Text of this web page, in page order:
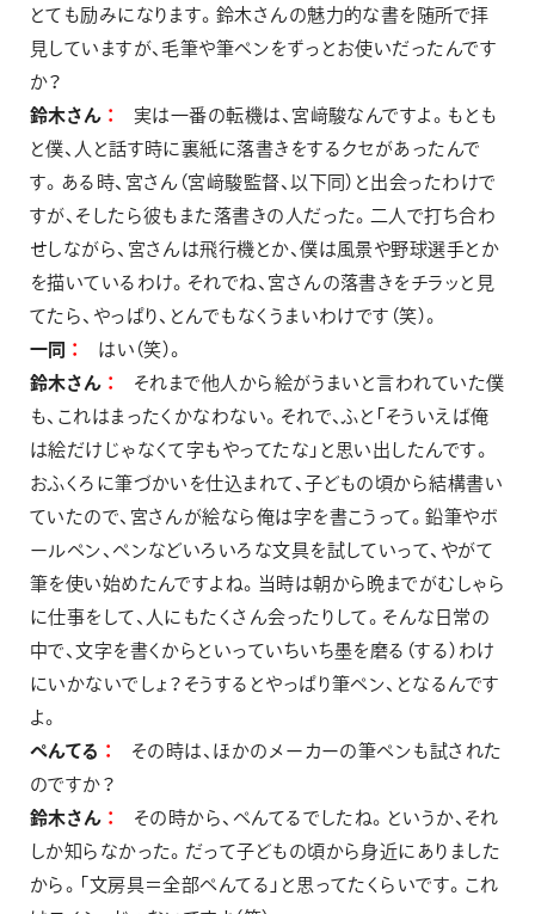
とても励みになります。鈴木さんの魅力的な書を随所で拝
見していますが、毛筆や筆ペンをずっとお使いだったんです
か？
鈴木さん
実は一番の転機は、宮﨑駿なんですよ。もとも
と僕、人と話す時に裏紙に落書きをするクセがあったんで
す。ある時、宮さん（宮﨑駿監督、以下同）と出会ったわけで
すが、そしたら彼もまた落書きの人だった。二人で打ち合わ
せしながら、宮さんは飛行機とか、僕は風景や野球選手とか
を描いているわけ。それでね、宮さんの落書きをチラッと見
てたら、やっぱり、とんでもなくうまいわけです（笑）。
一同
はい（笑）。
鈴木さん
それまで他人から絵がうまいと言われていた僕
も、これはまったくかなわない。それで、ふと「そういえば俺
は絵だけじゃなくて字もやってたな」と思い出したんです。
おふくろに筆づかいを仕込まれて、子どもの頃から結構書い
ていたので、宮さんが絵なら俺は字を書こうって。鉛筆やボ
ールペン、ペンなどいろいろな文具を試していって、やがて
筆を使い始めたんですよね。当時は朝から晩までがむしゃら
に仕事をして、人にもたくさん会ったりして。そんな日常の
中で、文字を書くからといっていちいち墨を磨る（する）わけ
にいかないでしょ？そうするとやっぱり筆ペン、となるんです
よ。
ぺんてる
その時は、ほかのメーカーの筆ペンも試された
のですか？
鈴木さん
その時から、ぺんてるでしたね。というか、それ
しか知らなかった。だって子どもの頃から身近にありました
から。「文房具＝全部ぺんてる」と思ってたくらいです。これ